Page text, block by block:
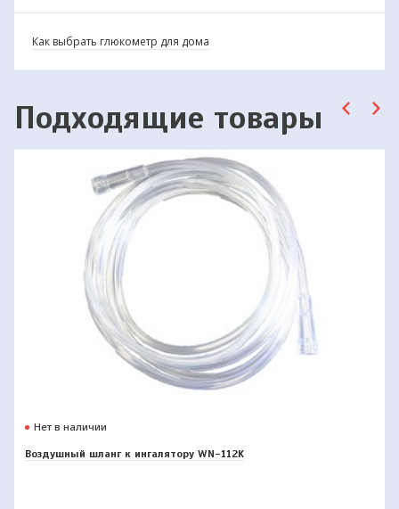
Как выбрать глюкометр для дома
Подходящие товары
Нет в наличии
Воздушный шланг к ингалятору WN-112K